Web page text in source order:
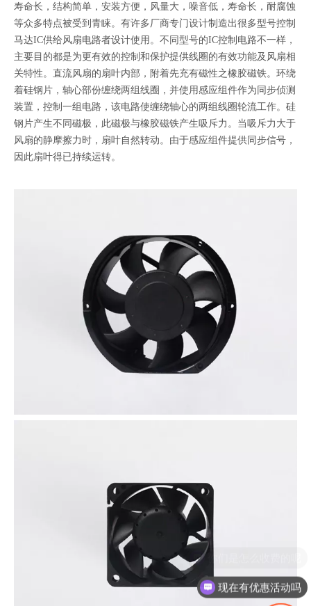
寿命长，结构简单，安装方便，风量大，噪音低，寿命长，耐腐蚀
等众多特点被受到青睐。有许多厂商专门设计制造出很多型号控制
马达IC供给风扇电路者设计使用。不同型号的IC控制电路不一样，
主要目的都是为更有效的控制和保护提供线圈的有效功能及风扇相
关特性。直流风扇的扇叶内部，附着先充有磁性之橡胶磁铁。环绕
着硅钢片，轴心部份缠绕两组线圈，并使用感应组件作为同步侦测
装置，控制一组电路，该电路使缠绕轴心的两组线圈轮流工作。硅
钢片产生不同磁极，此磁极与橡胶磁铁产生吸斥力。当吸斥力大于
风扇的静摩擦力时，扇叶自然转动。由于感应组件提供同步信号，
因此扇叶得已持续运转。
现在有优惠活动吗